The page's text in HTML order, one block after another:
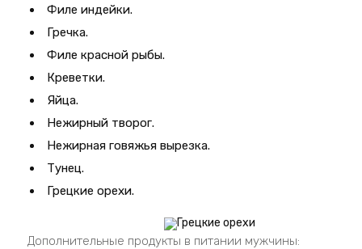
Филе индейки.
Гречка.
Филе красной рыбы.
Креветки.
Яйца.
Нежирный творог.
Нежирная говяжья вырезка.
Тунец.
Грецкие орехи.
Дополнительные продукты в питании мужчины: